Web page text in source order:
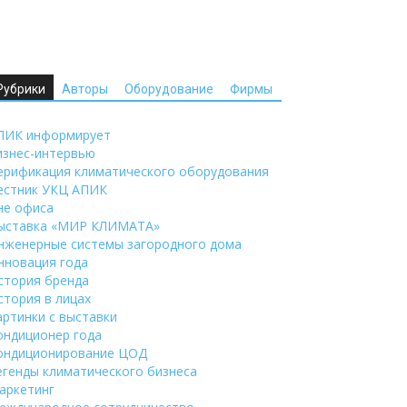
Авторы Оборудование Фирмы
информирует
интервью
климатического оборудования
УКЦ АПИК
офиса
«МИР КЛИМАТА»
системы загородного дома
года
бренда
в лицах
с выставки
года
ЦОД
климатического бизнеса